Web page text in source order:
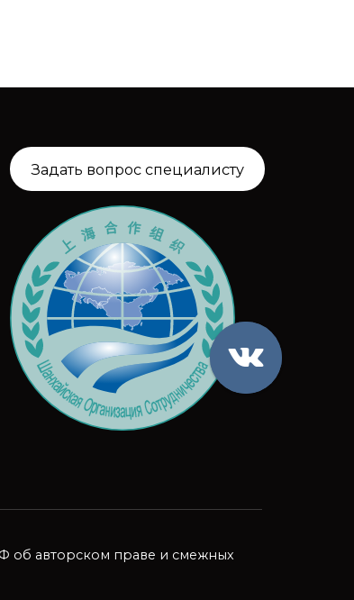
Задать вопрос специалисту
об авторском праве и смежных